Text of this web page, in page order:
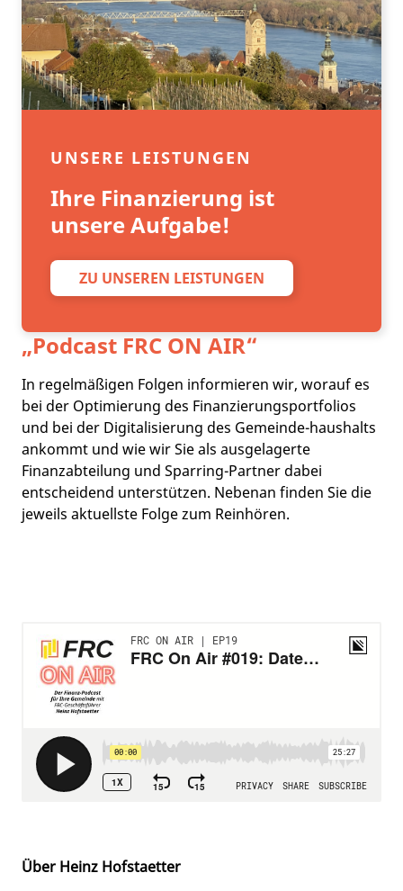
UNSERE LEISTUNGEN
Ihre Finanzierung ist
unsere Aufgabe!
ZU UNSEREN LEISTUNGEN
„Podcast FRC ON AIR“
In regelmäßigen Folgen informieren wir, worauf es
bei der Optimierung des Finanzierungsportfolios
und bei der Digitalisierung des Gemeinde-haushalts
ankommt und wie wir Sie als ausgelagerte
Finanzabteilung und Sparring-Partner dabei
entscheidend unterstützen. Nebenan finden Sie die
jeweils aktuellste Folge zum Reinhören.
Über Heinz Hofstaetter